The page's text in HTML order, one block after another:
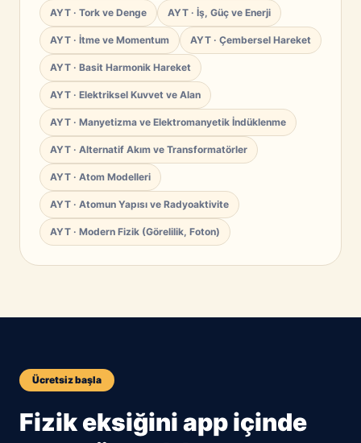
AYT · Tork ve Denge AYT · İş, Güç ve Enerji
AYT · İtme ve Momentum AYT · Çembersel Hareket
AYT · Basit Harmonik Hareket
AYT · Elektriksel Kuvvet ve Alan
AYT · Manyetizma ve Elektromanyetik İndüklenme
AYT · Alternatif Akım ve Transformatörler
AYT · Atom Modelleri
AYT · Atomun Yapısı ve Radyoaktivite
AYT · Modern Fizik (Görelilik, Foton)
Ücretsiz başla
Fizik eksiğini app içinde